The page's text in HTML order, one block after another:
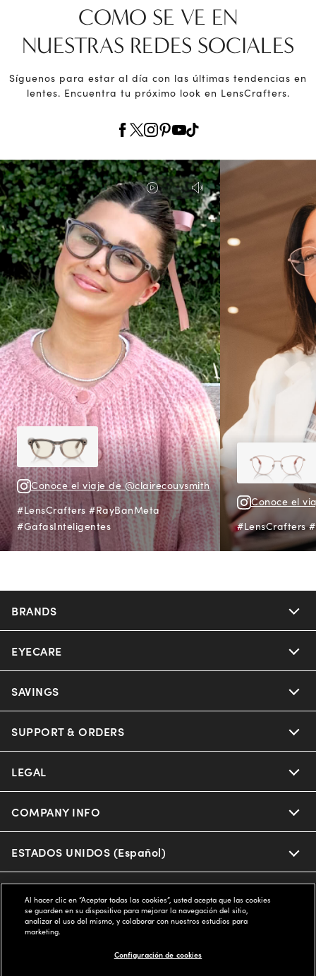
COMO SE VE EN
NUESTRAS REDES SOCIALES
Síguenos para estar al día con las últimas tendencias en
lentes. Encuentra tu próximo look en LensCrafters.
Conoce el viaje de @clairecouvsmith
#LensCrafters #RayBanMeta
#GafasInteligentes
Conoce el
#LensCrafters
BRANDS
EYECARE
SAVINGS
SUPPORT & ORDERS
LEGAL
COMPANY INFO
ESTADOS UNIDOS (Español)
WE GUARANTEE EVERY TRANSACTION IS 100% SECURE
Buy now, pay later with Klarna*, Affirm or Cash App Afterpay.
Learn More
Al hacer clic en “Aceptar todas las cookies”, usted acepta que las cookies
se guarden en su dispositivo para mejorar la navegación del sitio,
analizar el uso del mismo, y colaborar con nuestros estudios para
marketing.
Configuración de cookies